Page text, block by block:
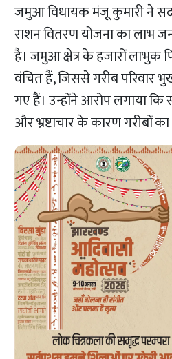
जमुआ विधायक मंजू कुमारी ने
राशन वितरण योजना का लाभ
है। जमुआ क्षेत्र के हजारों लाभुक
वंचित हैं, जिससे गरीब परिवार
गए हैं। उन्होंने आरोप लगाया कि
और भ्रष्टाचार के कारण गरीबों